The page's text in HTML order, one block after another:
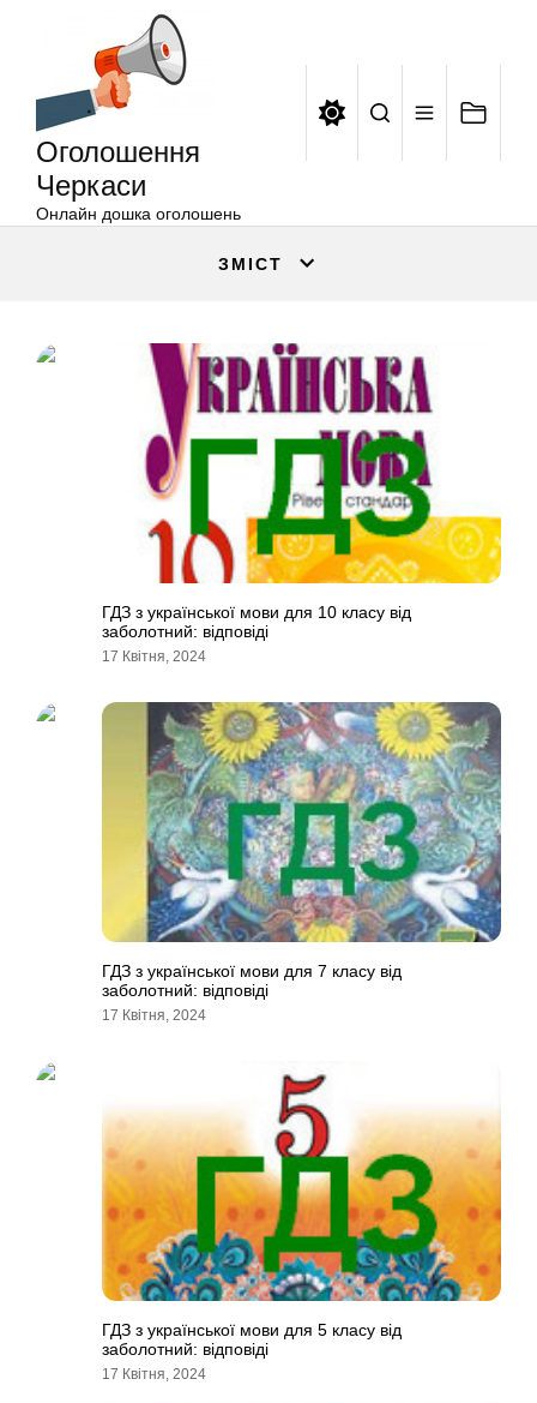
Оголошення
Черкаси
Онлайн дошка оголошень
ЗМІСТ
ГДЗ з української мови для 10 класу від
заболотний: відповіді
17 Квітня, 2024
ГДЗ з української мови для 7 класу від
заболотний: відповіді
17 Квітня, 2024
ГДЗ з української мови для 5 класу від
заболотний: відповіді
17 Квітня, 2024